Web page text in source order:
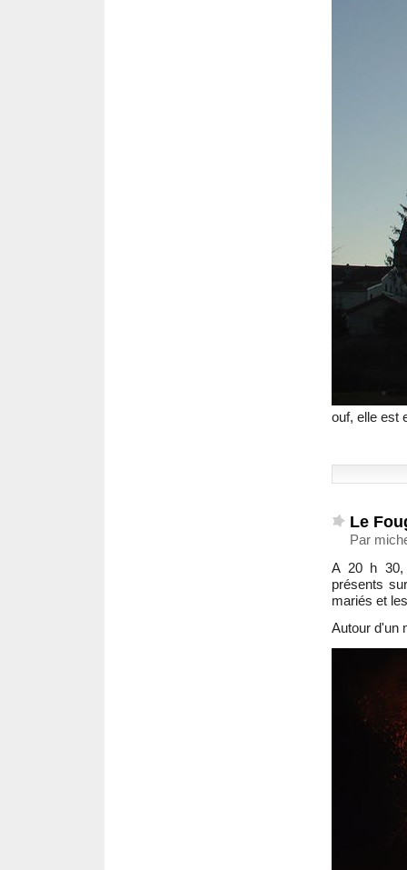
ouf, elle est
Le
Par
A 20 h 30,
présents
mariés et
Autour d'un